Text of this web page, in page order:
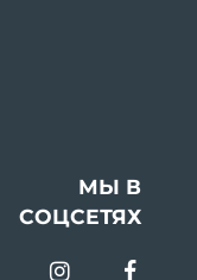
МЫ В
СОЦСЕТЯХ